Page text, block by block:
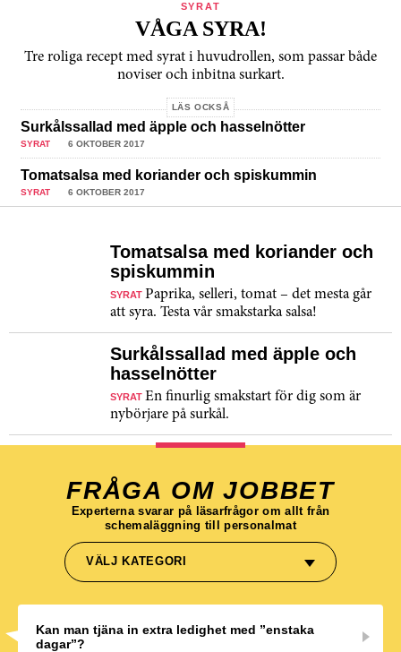
SYRAT
VÅGA SYRA!
Tre roliga recept med syrat i huvudrollen, som passar både
noviser och inbitna surkart.
LÄS OCKSÅ
Surkålssallad med äpple och hasselnötter
SYRAT 6 OKTOBER 2017
Tomatsalsa med koriander och spiskummin
SYRAT 6 OKTOBER 2017
Tomatsalsa med koriander och
spiskummin
SYRAT Paprika, selleri, tomat – det mesta går
att syra. Testa vår smakstarka salsa!
Surkålssallad med äpple och
hasselnötter
SYRAT En finurlig smakstart för dig som är
nybörjare på surkål.
FRÅGA OM JOBBET
Experterna svarar på läsarfrågor om allt från
schemaläggning till personalmat
VÄLJ KATEGORI
Kan man tjäna in extra ledighet med ”enstaka
dagar”?